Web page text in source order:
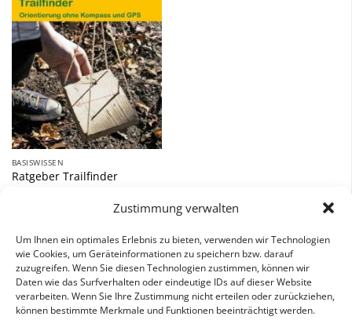
Zustimmung verwalten
Um Ihnen ein optimales Erlebnis zu bieten, verwenden wir Technologien
wie Cookies, um Geräteinformationen zu speichern bzw. darauf
zuzugreifen. Wenn Sie diesen Technologien zustimmen, können wir
Daten wie das Surfverhalten oder eindeutige IDs auf dieser Website
verarbeiten. Wenn Sie Ihre Zustimmung nicht erteilen oder zurückziehen,
können bestimmte Merkmale und Funktionen beeinträchtigt werden.
BASISWISSEN
Ratgeber Trailfinder